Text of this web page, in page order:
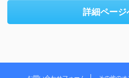
詳細ページ